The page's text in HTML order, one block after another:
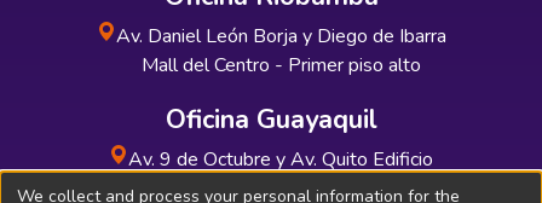
Av. Daniel León Borja y Diego de Ibarra
Mall del Centro - Primer piso alto
Oficina Guayaquil
Av. 9 de Octubre y Av. Quito Edificio
INDUAUTO - Planta baja
We collect and process your personal information for the